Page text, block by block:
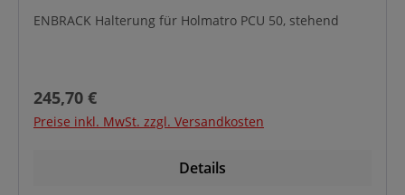
ENBRACK Halterung für Holmatro PCU 50, stehend
Regulärer Preis:
245,70 €
Preise inkl. MwSt. zzgl. Versandkosten
Details